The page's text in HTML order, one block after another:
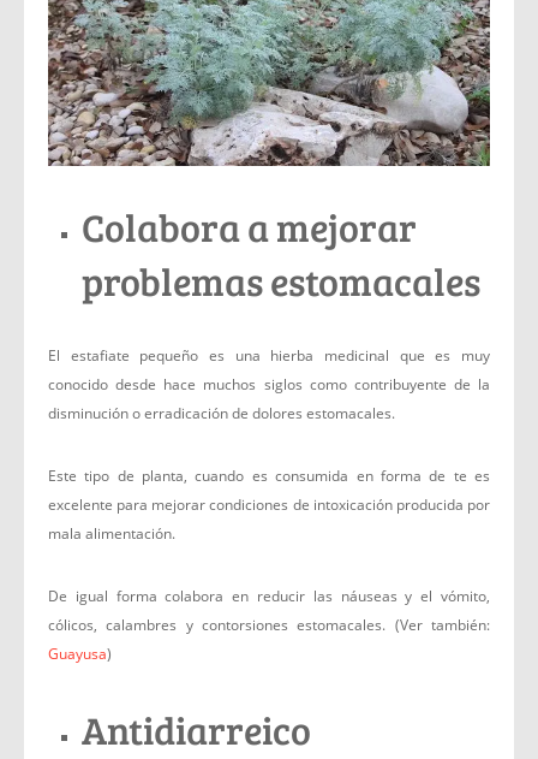
Colabora a mejorar
problemas estomacales
El estafiate pequeño es una hierba medicinal que es muy
conocido desde hace muchos siglos como contribuyente de la
disminución o erradicación de dolores estomacales.
Este tipo de planta, cuando es consumida en forma de te es
excelente para mejorar condiciones de intoxicación producida por
mala alimentación.
De igual forma colabora en reducir las náuseas y el vómito,
cólicos, calambres y contorsiones estomacales. (Ver también:
Guayusa)
Antidiarreico